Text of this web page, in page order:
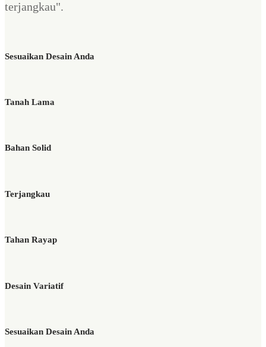
terjangkau".
Sesuaikan Desain Anda
Tanah Lama
Bahan Solid
Terjangkau
Tahan Rayap
Desain Variatif
Sesuaikan Desain Anda